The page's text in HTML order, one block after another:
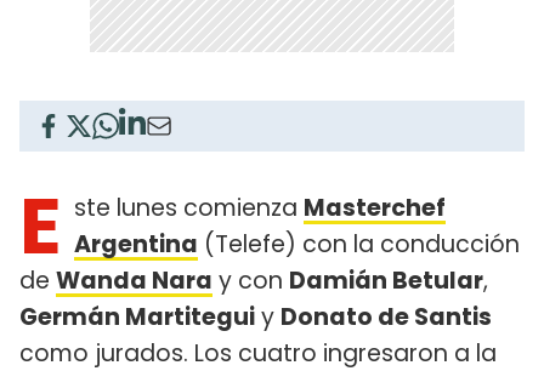
E ste lunes comienza Masterchef
Argentina (Telefe) con la conducción
de Wanda Nara y con Damián Betular,
Germán Martiteguiy Donato de Santis
como jurados. Los cuatro ingresaron a la